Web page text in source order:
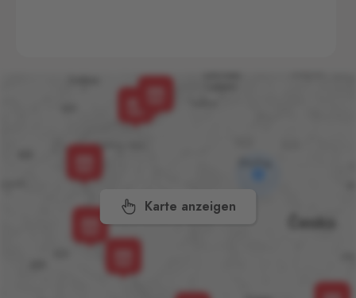
Karte anzeigen
Pomezí nad Ohří 56,
350 02
Potůčky
Potůčky 155, Potůčky,
Strážný
Philippsreut